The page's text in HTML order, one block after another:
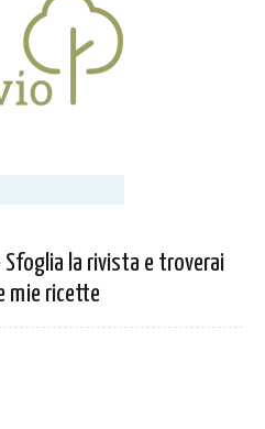
Sfoglia la rivista e troverai
mie ricette